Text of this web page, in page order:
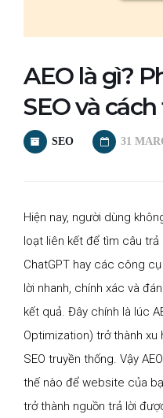
AEO là gì?
SEO và
SEO 31
Hiện nay, người dùng
loạt liên kết để tìm câu trả
ChatGPT hay các công
lời nhanh, chính xác và
kết quả. Đây chính là lúc
Optimization) trở thành
SEO truyền thống. Vậy
thế nào để website của
trở thành nguồn trả lời